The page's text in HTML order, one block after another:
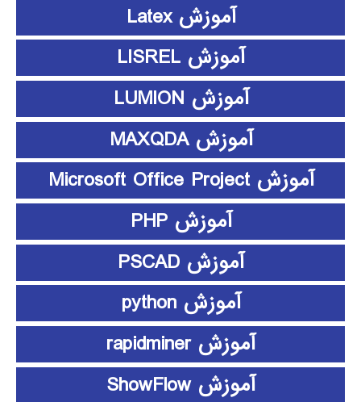
آموزش Latex
آموزش LISREL
آموزش LUMION
آموزش MAXQDA
آموزش Microsoft Office Project
آموزش PHP
آموزش PSCAD
آموزش python
آموزش rapidminer
آموزش ShowFlow